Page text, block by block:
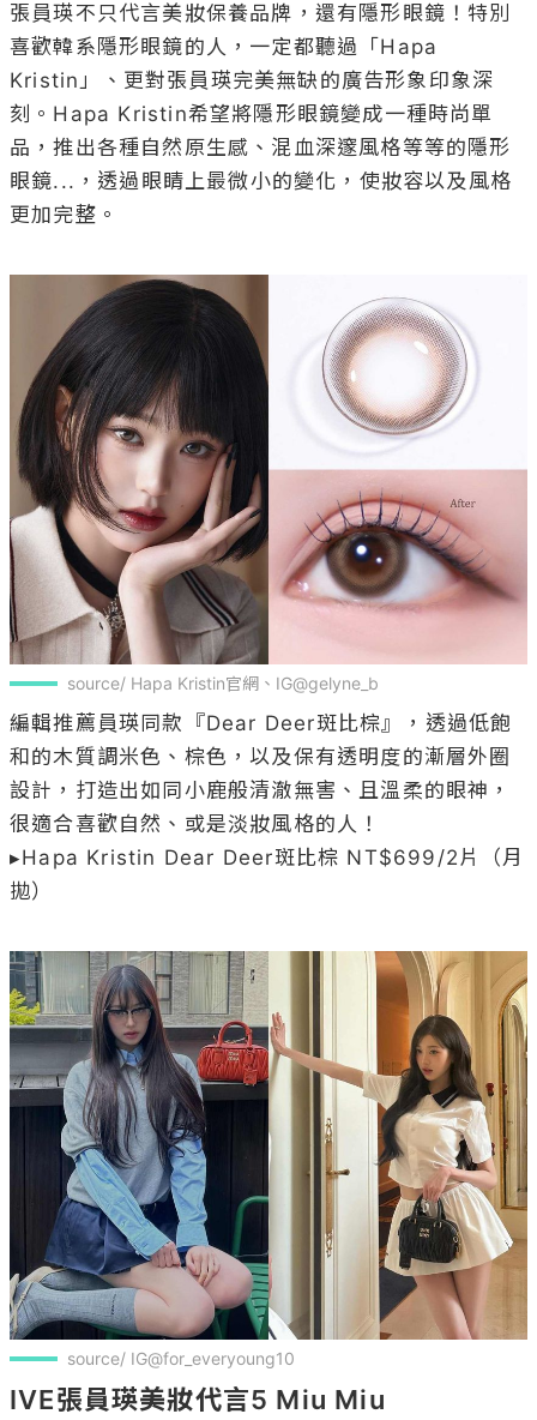
張員瑛不只代言美妝保養品牌，還有隱形眼鏡！特別
喜歡韓系隱形眼鏡的人，一定都聽過「Hapa
Kristin」、更對張員瑛完美無缺的廣告形象印象深
刻。Hapa Kristin希望將隱形眼鏡變成一種時尚單
品，推出各種自然原生感、混血深邃風格等等的隱形
眼鏡...，透過眼睛上最微小的變化，使妝容以及風格
更加完整。
source/ Hapa Kristin官網、IG@gelyne_b
編輯推薦員瑛同款『Dear Deer斑比棕』，透過低飽
和的木質調米色、棕色，以及保有透明度的漸層外圈
設計，打造出如同小鹿般清澈無害、且溫柔的眼神，
很適合喜歡自然、或是淡妝風格的人！
▸Hapa Kristin Dear Deer斑比棕 NT$699/2片（月
拋）
source/ IG@for_everyoung10
IVE張員瑛美妝代言5 Miu Miu